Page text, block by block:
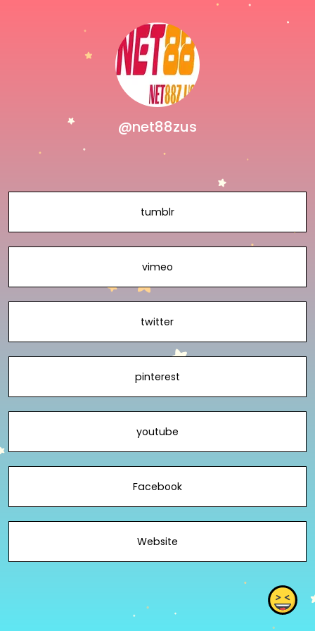
@net88zus
tumblr
vimeo
twitter
pinterest
youtube
Facebook
Website